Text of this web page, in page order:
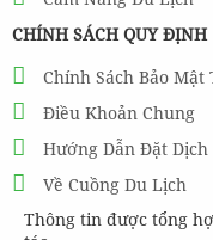
CHÍNH SÁCH QUY ĐỊNH
Chính Sách Bảo Mật
Điều Khoản Chung
Hướng Dẫn Đặt Dịch
Về Cuồng Du Lịch
Thông tin được tổng